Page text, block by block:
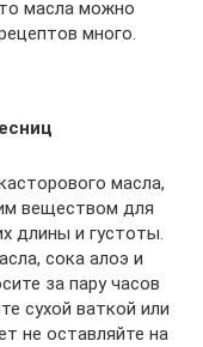
масла можно
много.
масла,
веществом для
длины и густоты.
сока алоэ и
за пару часов
сухой ваткой или
не оставляйте на